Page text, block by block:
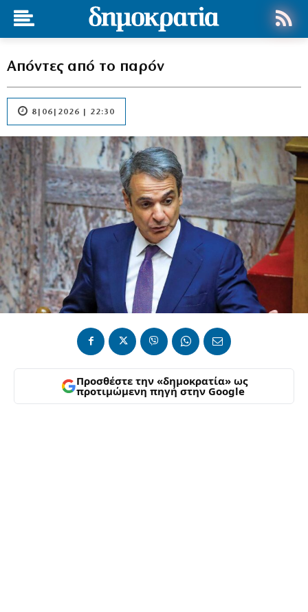
Απόντες από το παρόν
8|06|2026 | 22:30
Προσθέστε την «δημοκρατία» ως
προτιμώμενη πηγή στην Google